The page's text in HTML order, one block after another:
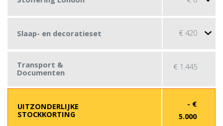
Slaap- en decoratieset €420
Transport &
Documenten
€ 1.445
UITZONDERLIJKE
STOCKKORTING
- €
5.000